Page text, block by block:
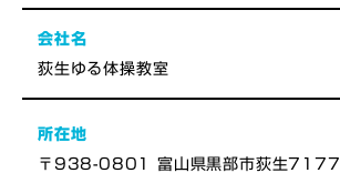
会社名
荻生ゆる体操教室
所在地
〒938-0801 富山県黒部市荻生7177